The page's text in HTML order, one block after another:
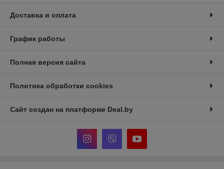
Доставка и оплата
График работы
Полная версия сайта
Политика обработки cookies
Сайт создан на платформе Deal.by